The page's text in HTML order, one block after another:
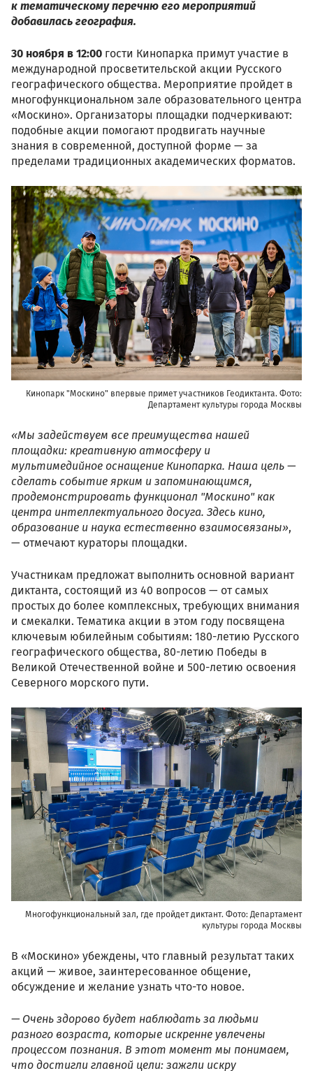
к тематическому перечню его мероприятий
добавилась география.
30 ноября в 12:00 гости Кинопарка примут участие в
международной просветительской акции Русского
географического общества. Мероприятие пройдет в
многофункциональном зале образовательного центра
«Москино». Организаторы площадки подчеркивают:
подобные акции помогают продвигать научные
знания в современной, доступной форме — за
пределами традиционных академических форматов.
ivn_0006_1.jpg
Кинопарк "Москино" впервые примет участников Геодиктанта. Фото:
Департамент культуры города Москвы
«Мы задействуем все преимущества нашей
площадки: креативную атмосферу и
мультимедийное оснащение Кинопарка. Наша цель —
сделать событие ярким и запоминающимся,
продемонстрировать функционал "Москино" как
центра интеллектуального досуга. Здесь кино,
образование и наука естественно взаимосвязаны»,
— отмечают кураторы площадки.
Участникам предложат выполнить основной вариант
диктанта, состоящий из 40 вопросов — от самых
простых до более комплексных, требующих внимания
и смекалки. Тематика акции в этом году посвящена
ключевым юбилейным событиям: 180-летию Русского
географического общества, 80-летию Победы в
Великой Отечественной войне и 500-летию освоения
Северного морского пути.
_1722033.jpg
Многофункциональный зал, где пройдет диктант. Фото: Департамент
культуры города Москвы
В «Москино» убеждены, что главный результат таких
акций — живое, заинтересованное общение,
обсуждение и желание узнать что-то новое.
— Очень здорово будет наблюдать за людьми
разного возраста, которые искренне увлечены
процессом познания. В этот момент мы понимаем,
что достигли главной цели: зажгли искру